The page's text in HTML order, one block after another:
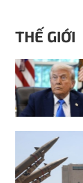
THẾ GIỚI